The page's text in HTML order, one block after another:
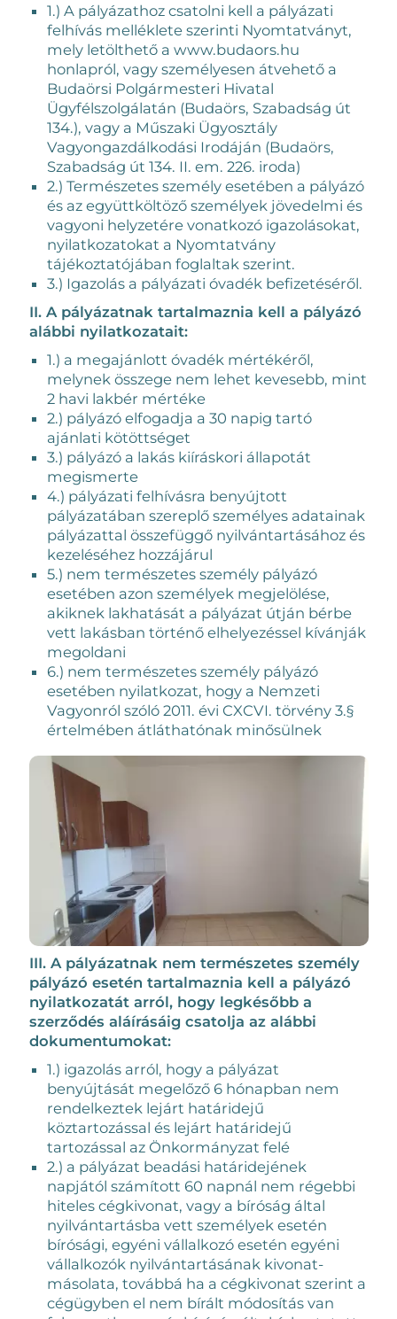
1.) A pályázathoz csatolni kell a pályázati
felhívás melléklete szerinti Nyomtatványt,
mely letölthető a www.budaors.hu
honlapról, vagy személyesen átvehető a
Budaörsi Polgármesteri Hivatal
Ügyfélszolgálatán (Budaörs, Szabadság út
134.), vagy a Műszaki Ügyosztály
Vagyongazdálkodási Irodáján (Budaörs,
Szabadság út 134. II. em. 226. iroda)
2.) Természetes személy esetében a pályázó
és az együttköltöző személyek jövedelmi és
vagyoni helyzetére vonatkozó igazolásokat,
nyilatkozatokat a Nyomtatvány
tájékoztatójában foglaltak szerint.
3.) Igazolás a pályázati óvadék befizetéséről.
II. A pályázatnak tartalmaznia kell a pályázó
alábbi nyilatkozatait:
1.) a megajánlott óvadék mértékéről,
melynek összege nem lehet kevesebb, mint
2 havi lakbér mértéke
2.) pályázó elfogadja a 30 napig tartó
ajánlati kötöttséget
3.) pályázó a lakás kiíráskori állapotát
megismerte
4.) pályázati felhívásra benyújtott
pályázatában szereplő személyes adatainak
pályázattal összefüggő nyilvántartásához és
kezeléséhez hozzájárul
5.) nem természetes személy pályázó
esetében azon személyek megjelölése,
akiknek lakhatását a pályázat útján bérbe
vett lakásban történő elhelyezéssel kívánják
megoldani
6.) nem természetes személy pályázó
esetében nyilatkozat, hogy a Nemzeti
Vagyonról szóló 2011. évi CXCVI. törvény 3.§
értelmében átláthatónak minősülnek
III. A pályázatnak nem természetes személy
pályázó esetén tartalmaznia kell a pályázó
nyilatkozatát arról, hogy legkésőbb a
szerződés aláírásáig csatolja az alábbi
dokumentumokat:
1.) igazolás arról, hogy a pályázat
benyújtását megelőző 6 hónapban nem
rendelkeztek lejárt határidejű
köztartozással és lejárt határidejű
tartozással az Önkormányzat felé
2.) a pályázat beadási határidejének
napjától számított 60 napnál nem régebbi
hiteles cégkivonat, vagy a bíróság által
nyilvántartásba vett személyek esetén
bírósági, egyéni vállalkozó esetén egyéni
vállalkozók nyilvántartásának kivonat-
másolata, továbbá ha a cégkivonat szerint a
cégügyben el nem bírált módosítás van